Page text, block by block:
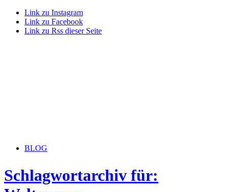
Link zu Instagram
Link zu Facebook
Link zu Rss dieser Seite
BLOG
Schlagwortarchiv für: